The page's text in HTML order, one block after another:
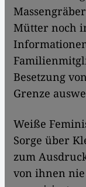
Mütter noch
Besetzung
Grenze
Weiße
Sorge über
zum
von ihnen